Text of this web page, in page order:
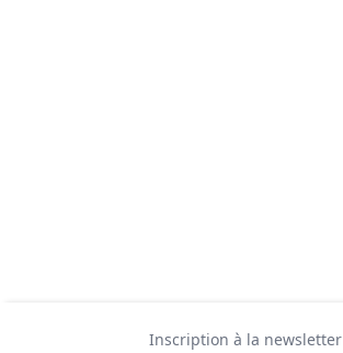
Inscription à la newsletter